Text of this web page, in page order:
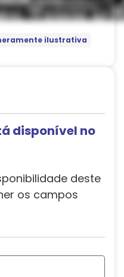
ilustrativa
disponível no
deste
os campos